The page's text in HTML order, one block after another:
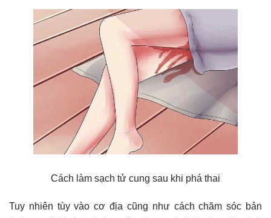
Cách làm sạch tử cung sau khi phá thai
Tuy nhiên tùy vào cơ địa cũng như cách chăm sóc bản